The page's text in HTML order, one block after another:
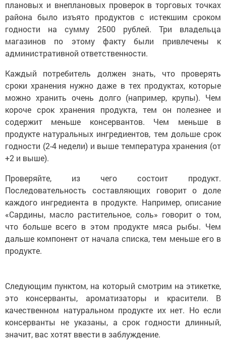
плановых и внеплановых проверок в торговых точках
района было изъято продуктов с истекшим сроком
годности на сумму 2500 рублей. Три владельца
магазинов по этому факту были привлечены к
административной ответственности.
Каждый потребитель должен знать, что проверять
сроки хранения нужно даже в тех продуктах, которые
можно хранить очень долго (например, крупы). Чем
короче срок хранения продукта, тем он полезнее и
содержит меньше консервантов. Чем меньше в
продукте натуральных ингредиентов, тем дольше срок
годности (2-4 недели) и выше температура хранения (от
+2 и выше).
Проверяйте, из чего состоит продукт.
Последовательность составляющих говорит о доле
каждого ингредиента в продукте. Например, описание
«Сардины, масло растительное, соль» говорит о том,
что больше всего в этом продукте мяса рыбы. Чем
дальше компонент от начала списка, тем меньше его в
продукте.
Следующим пунктом, на который смотрим на этикетке,
это консерванты, ароматизаторы и красители. В
качественном натуральном продукте их нет. Но если
консерванты не указаны, а срок годности длинный,
значит, вас хотят ввести в заблуждение.